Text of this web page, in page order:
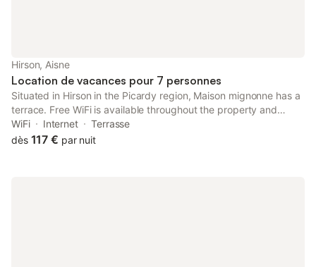
Hirson, Aisne
Location de vacances pour 7 personnes
Situated in Hirson in the Picardy region, Maison mignonne has a
terrace. Free WiFi is available throughout the property and
Matisse Museum is 47 km away. The holiday home is composed
of 2 bedrooms, a fully equipped kitchen, and 1 bathroom.
WiFi Internet
Terrasse
dès 117 € par nuit